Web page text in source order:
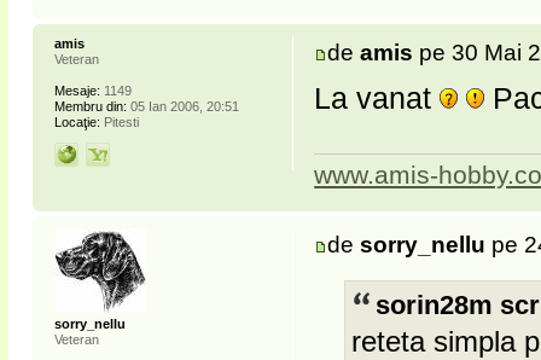
deamis pe 30 Mai
La vanat
www.amis-
amis
Veteran
Mesaje: 1149
Membru din: 05 Ian 2006, 20:51
Locaţie: Pitesti
desorry_nellu pe
sorin28m
reteta simpla
sorry_nellu
Veteran